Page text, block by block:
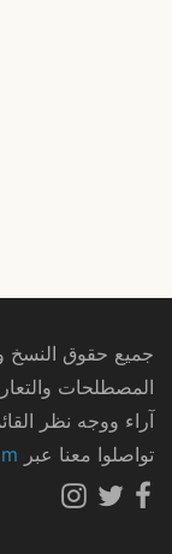
جميع حقوق النسخ و
المصطلحات
آراء ووجه نظر
تواصلوا معنا عبر